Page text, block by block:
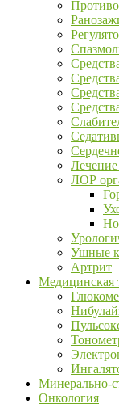
Лечение
ЛОР
Ушные
Артрит
Медицинская
Минерально-
Онкология